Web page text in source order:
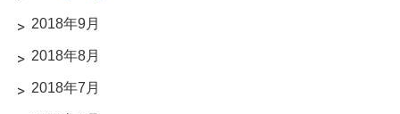
2018年9月
2018年8月
2018年7月